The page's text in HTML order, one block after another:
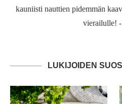
kauniisti nauttien pidemmän
vierailulle!
LUKIJOIDEN